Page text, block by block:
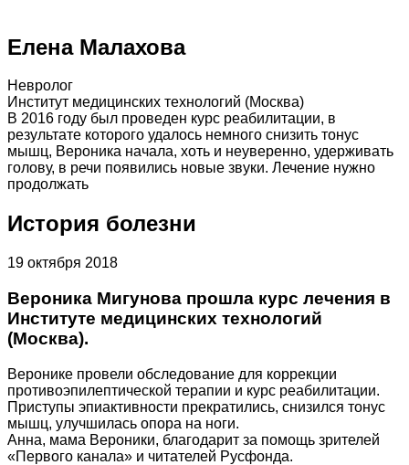
Елена Малахова
Невролог
Институт медицинских технологий (Москва)
В 2016 году был проведен курс реабилитации, в
результате которого удалось немного снизить тонус
мышц, Вероника начала, хоть и неуверенно, удерживать
голову, в речи появились новые звуки. Лечение нужно
продолжать
История болезни
19 октября 2018
Вероника Мигунова прошла курс лечения в
Институте медицинских технологий
(Москва).
Веронике провели обследование для коррекции
противоэпилептической терапии и курс реабилитации.
Приступы эпиактивности прекратились, снизился тонус
мышц, улучшилась опора на ноги.
Анна, мама Вероники, благодарит за помощь зрителей
«Первого канала» и читателей Русфонда.